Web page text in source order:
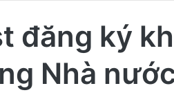
đăng ký
Nhà